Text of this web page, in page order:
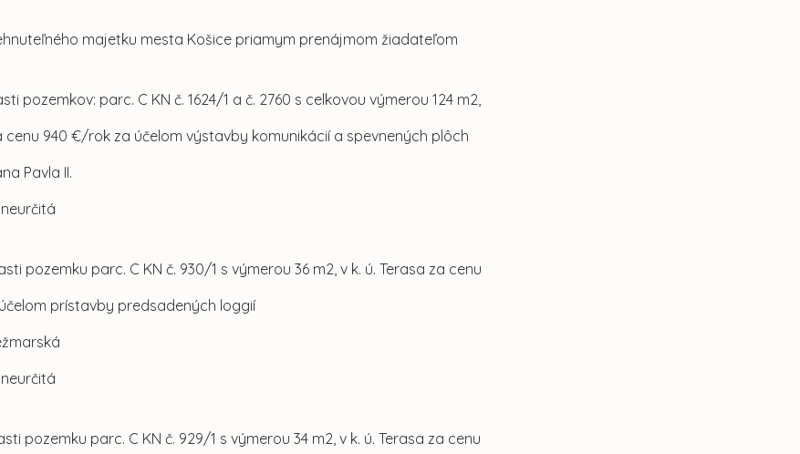
majetku mesta Košice priamym prenájmom žiadateľom
pozemkov: parc. C KN č. 1624/1 a č. 2760 s celkovou výmerou 124 m2,
cenu 940 €/rok za účelom výstavby komunikácií a spevnených plôch
Pavla II.
pozemku parc. C KN č. 930/1 s výmerou 36 m2, v k. ú. Terasa za cenu
prístavby predsadených loggií
pozemku parc. C KN č. 929/1 s výmerou 34 m2, v k. ú. Terasa za cenu